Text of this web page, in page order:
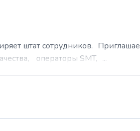
штат сотрудников.
операторы SMT, ...